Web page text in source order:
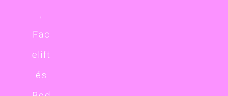
,
Fac
elift
és